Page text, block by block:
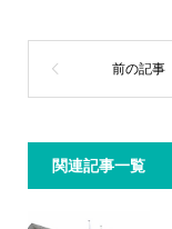
関連記事一覧